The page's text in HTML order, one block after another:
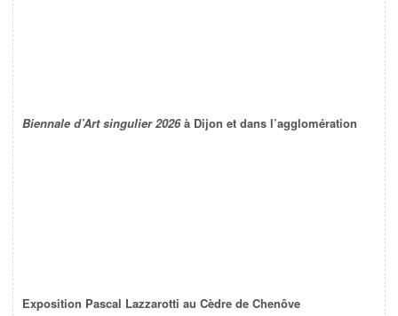
Biennale d’Art singulier 2026à Dijon et dans l’agglomération
Exposition Pascal Lazzarotti au Cèdre de Chenôve